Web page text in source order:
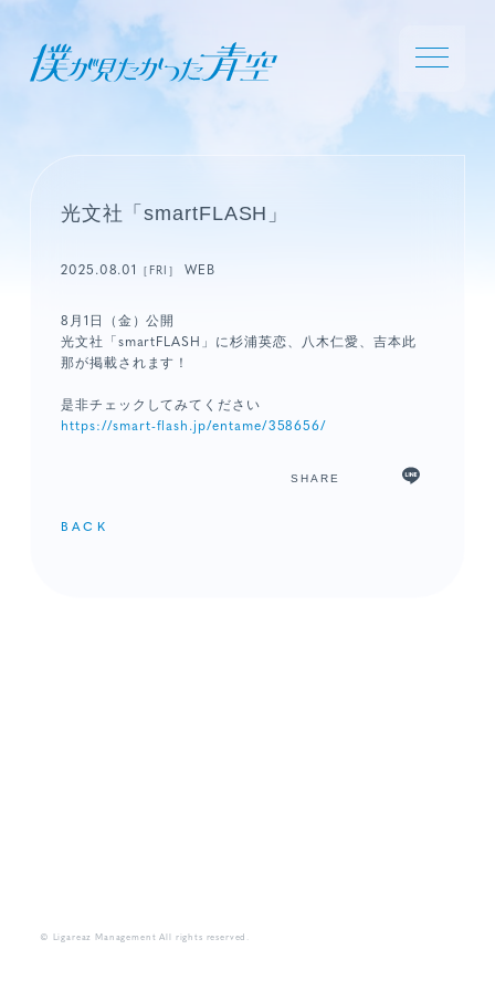
光文社「smartFLASH」
2025.08.01 ［FRI］ WEB
8月1日（金）公開
光文社「smartFLASH」に杉浦英恋、八木仁愛、吉本此
那が掲載されます！
是非チェックしてみてください
https://smart-flash.jp/entame/358656/
SHARE
BACK
© Ligareaz Management All rights reserved.